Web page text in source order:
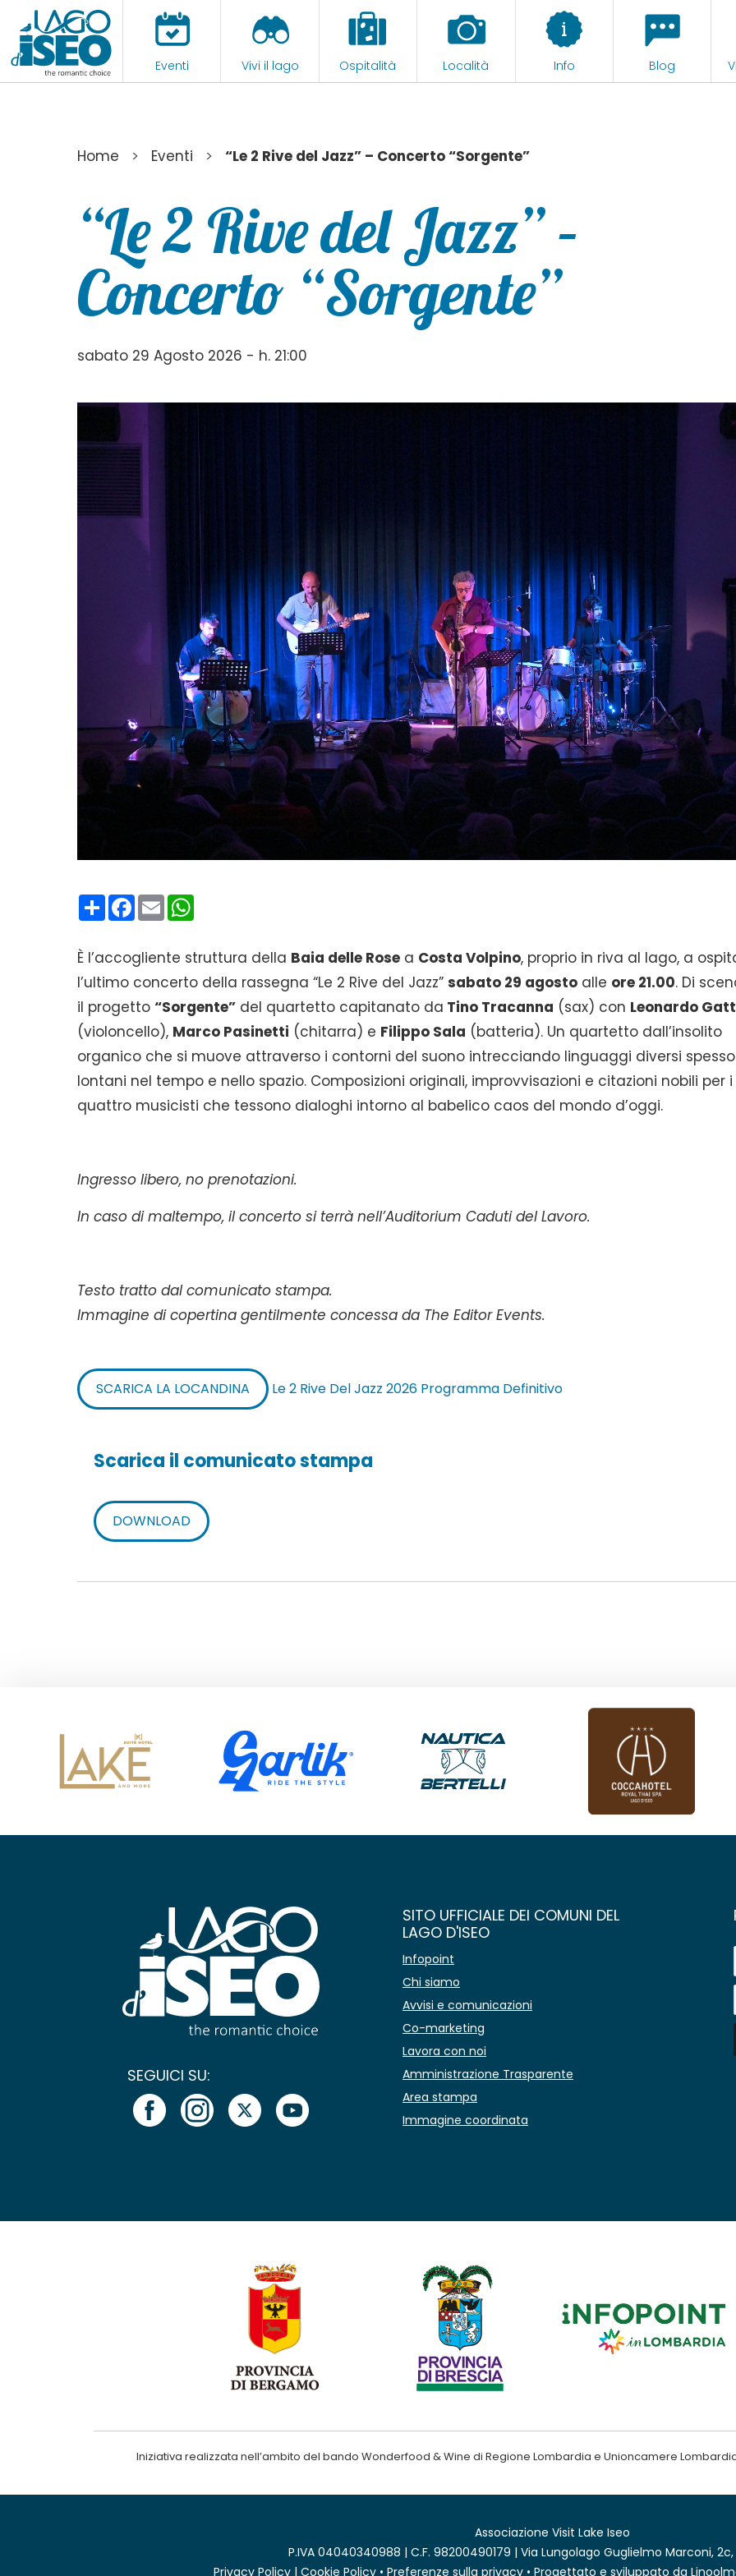
Eventi Vivi il lago Ospitalità Località Info Blog
Home > Eventi > “Le 2 Rive del Jazz” – Concerto “Sorgente”
“Le 2 Rive del Jazz” –
Concerto “Sorgente”
sabato 29 Agosto 2026 - h. 21:00
CondividiFacebook
Email
È l’accogliente struttura della Baia delle Rose a Costa Volpino, proprio in riva al lago, a
l’ultimo concerto della rassegna “Le 2 Rive del Jazz”sabato 29 agosto alle ore 21.00. Di
il progetto“Sorgente” del quartetto capitanato da Tino Tracanna (sax) con Leonardo
(violoncello), Marco Pasinetti (chitarra) e Filippo Sala (batteria). Un quartetto dall’insolito
organico che si muove attraverso i contorni del suono intrecciando linguaggi diversi spesso
lontani nel tempo e nello spazio. Composizioni originali, improvvisazioni e citazioni nobili per i
quattro musicisti che tessono dialoghi intorno al babelico caos del mondo d’oggi.
Ingresso libero, no prenotazioni.
In caso di maltempo, il concerto si terrà nell’Auditorium Caduti del Lavoro.
Testo tratto dal comunicato stampa.
Immagine di copertina gentilmente concessa da The Editor Events.
SCARICA LA LOCANDINA Le 2 Rive Del Jazz 2026 Programma Definitivo
Scarica il comunicato stampa
DOWNLOAD
SEGUICI SU:
SITO UFFICIALE DEI COMUNI DEL
LAGO D'ISEO
Infopoint
Chi siamo
Avvisi e comunicazioni
Co-marketing
Lavora con noi
Amministrazione Trasparente
Area stampa
Immagine coordinata
Iniziativa realizzata nell’ambito del bando Wonderfood & Wine di Regione Lombardia e Unioncamere
Associazione Visit Lake Iseo
P.IVA 04040340988 | C.F. 98200490179 | Via Lungolago Guglielmo Marconi, 2c,
Privacy Policy | Cookie Policy • Preferenze sulla privacy • Progettato e sviluppato da